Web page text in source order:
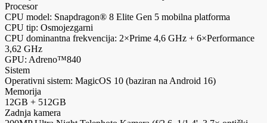
Procesor
CPU model: Snapdragon® 8 Elite Gen 5 mobilna platforma
CPU tip: Osmojezgarni
CPU dominantna frekvencija: 2×Prime 4,6 GHz + 6×Performance
3,62 GHz
GPU: Adreno™840
Sistem
Operativni sistem: MagicOS 10 (baziran na Android 16)
Memorija
12GB + 512GB
Zadnja kamera